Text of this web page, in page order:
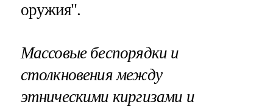
оружия".
Массовые беспорядки и
столкновения между
этническими киргизами и